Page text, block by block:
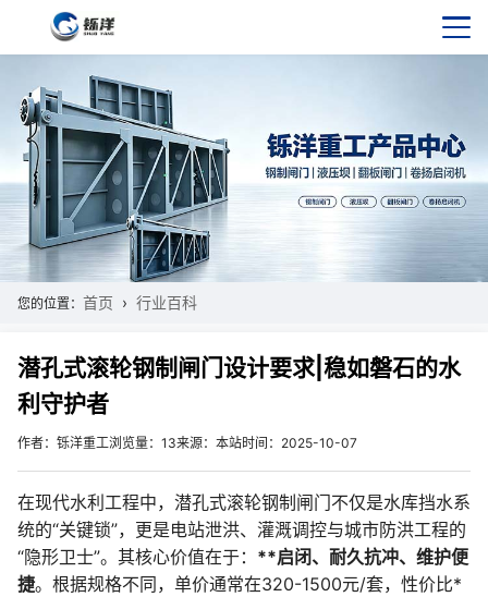
您的位置： 首页 行业百科
潜孔式滚轮钢制闸门设计要求|稳如磐石的水
利守护者
作者：铄洋重工浏览量：13来源：本站时间：2025-10-07
在现代水利工程中，潜孔式滚轮钢制闸门不仅是水库挡水系
统的“关键锁”，更是电站泄洪、灌溉调控与城市防洪工程的
“隐形卫士”。其核心价值在于： **启闭、耐久抗冲、维护便
捷。根据规格不同，单价通常在320-1500元/套，性价比*